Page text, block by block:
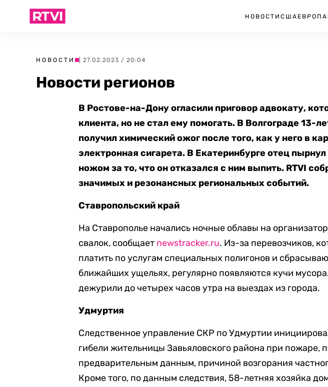
НОВОСТИ США ЕВРОПА
НОВОСТИ | 27.02.2023 / 20:04
Новости регионов
В Ростове-на-Дону огласили приговор адвокату,
клиента, но не стал ему помогать. В Волгограде 13-
получил химический ожог после того, как у него в
электронная сигарета. В Екатеринбурге отец
ножом за то, что он отказался с ним выпить. RTVI
значимых и резонансных региональных событий.
Ставропольский край
На Ставрополье начались ночные облавы на
свалок, сообщает newstracker.ru. Из-за перевозчиков,
платить по услугам специальных полигонов и
ближайших ущельях, регулярно появляются кучи
дежурили до четырех часов утра на выездах из города.
Удмуртия
Следственное управление СКР по Удмуртии
гибели жительницы Завьяловского района при пожаре,
предварительным данным, причиной возгорания
Кроме того, по данным следствия, 58-летняя хозяйка